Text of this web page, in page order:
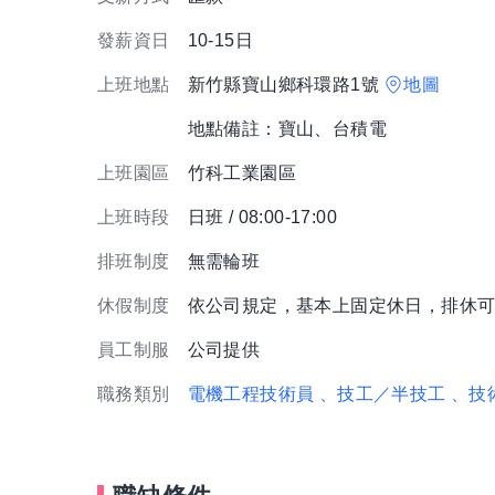
發薪資日 10-15日
上班地點 新竹縣寶山鄉科環路1號 地圖
地點備註：寶山、台積電
上班園區 竹科工業園區
上班時段 日班 / 08:00-17:00
排班制度 無需輪班
休假制度 依公司規定，基本上固定休日，排休
員工制服 公司提供
職務類別 電機工程技術員 、技工／半技工 、